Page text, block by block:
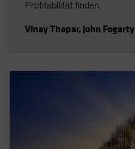
Profitabilität finden.
Vinay Thapar, John Fogarty